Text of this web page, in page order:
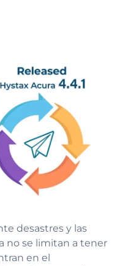
desastres y las
no se limitan a tener
en el